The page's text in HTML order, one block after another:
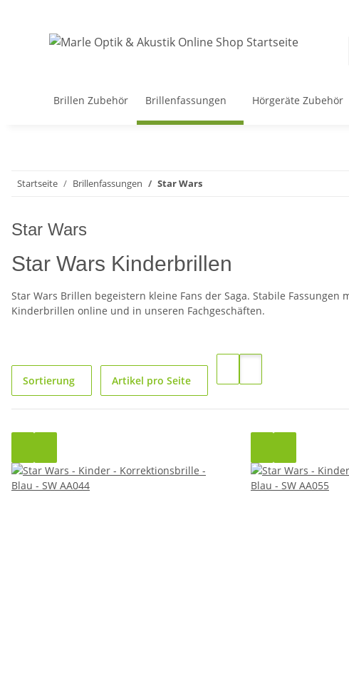
Brillen Zubehör Brillenfassungen Hörgeräte Zubehör
Startseite Brillenfassungen Star Wars
Star Wars
Star Wars Kinderbrillen
Star Wars Brillen begeistern kleine Fans der Saga. Stabile
Kinderbrillen online und in unseren Fachgeschäften.
Sortierung Artikel pro Seite